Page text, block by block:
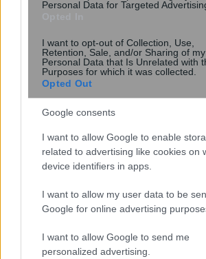
Personal Data for Targeted
I want to opt-out of Collection, Use,
Retention, Sale, and/or Sharing of my
Personal Data that Is Unrelated with
Purposes for which it was collected.
Opted Out
Google consents
I want to allow Google to enable
related to advertising like cookies on
device identifiers in apps.
I want to allow my user data to be
Google for online advertising
I want to allow Google to send me
personalized advertising.
Νέα τεχνική διπλασιάζει
λειτουργίας των «λευκών